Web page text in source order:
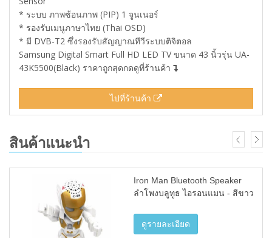
* ระบบ ภาพซ้อนภาพ (PIP) 1 จูนเนอร์
* รองรับเมนูภาษาไทย (Thai OSD)
* มี DVB-T2 ซึ่งรองรับสัญญาณทีวีระบบติจิตอล
Samsung Digital Smart Full HD LED TV ขนาด 43 นิ้วรุ่น UA-
43K5500(Black) ราคาถูกสุดกดดูที่ร้านค้า
ไปที่ร้านค้า
สินค้าแนะนำ
Iron Man Bluetooth Speaker
ลำโพงบลูทูธ ไอรอนแมน - สีขาว
ดูรายละเอียด